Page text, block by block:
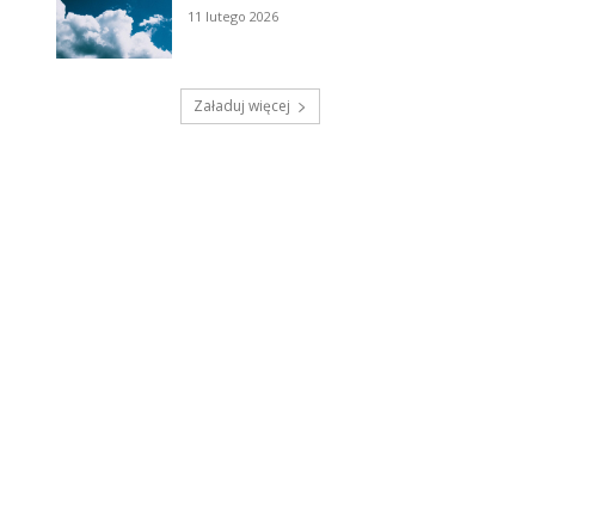
11 lutego 2026
Załaduj więcej